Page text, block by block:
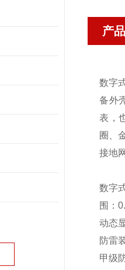
产
数字
备外
表，
圈、
接地
数字
围：
动态
防雷
甲级